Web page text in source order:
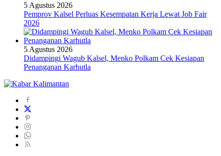
5 Agustus 2026
Pemprov Kalsel Perluas Kesempatan Kerja Lewat Job Fair
2026
5 Agustus 2026
Didampingi Wagub Kalsel, Menko Polkam Cek Kesiapan
Penanganan Karhutla